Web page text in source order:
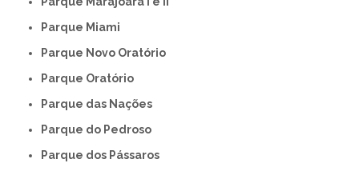
Parque Miami
Parque Novo Oratório
Parque Oratório
Parque das Nações
Parque do Pedroso
Parque dos Pássaros